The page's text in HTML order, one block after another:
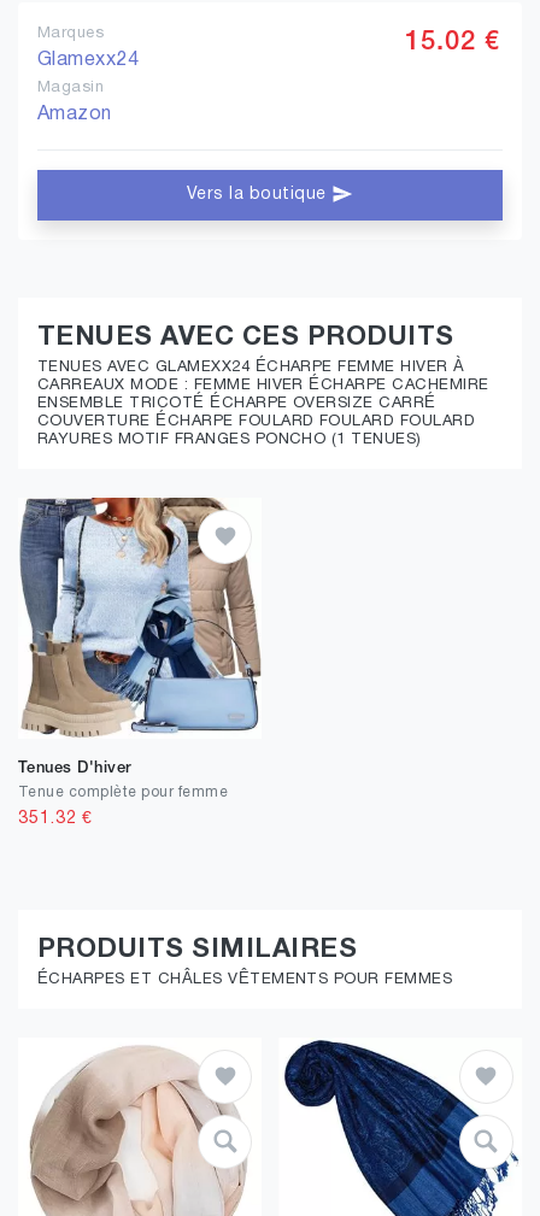
Marques
Glamexx24
Magasin
Amazon
15.02 €
Vers la boutique
TENUES AVEC CES PRODUITS
TENUES AVEC GLAMEXX24 ÉCHARPE FEMME HIVER À
CARREAUX MODE : FEMME HIVER ÉCHARPE CACHEMIRE
ENSEMBLE TRICOTÉ ÉCHARPE OVERSIZE CARRÉ
COUVERTURE ÉCHARPE FOULARD FOULARD FOULARD
RAYURES MOTIF FRANGES PONCHO (1 TENUES)
Tenues D'hiver
Tenue complète pour femme
351.32 €
PRODUITS SIMILAIRES
ÉCHARPES ET CHÂLES VÊTEMENTS POUR FEMMES